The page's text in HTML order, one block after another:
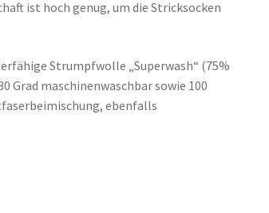
ist hoch genug, um die Stricksocken
Strumpfwolle „Superwash“ (75%
Grad maschinenwaschbar sowie 100
ebenfalls